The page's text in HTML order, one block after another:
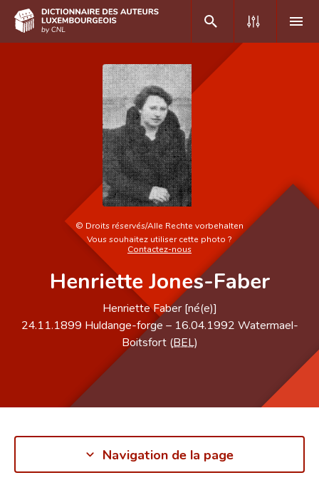
Recherche avancée
Foire aux questions
Équipe scientifique
© Droits réservés/Alle Rechte vorbehalten
Vous souhaitez utiliser cette photo ?
Contactez-nous
Henriette Jones-Faber
Henriette Faber [né(e)]
24.11.1899 Huldange-forge – 16.04.1992 Watermael-
Boitsfort (BEL )
Navigation de la page